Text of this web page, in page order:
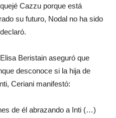
Cazzu porque está
su futuro, Nodal no ha sido
Beristain aseguró que
desconoce si la hija de
Ceriani manifestó:
de él abrazando a Inti (…)